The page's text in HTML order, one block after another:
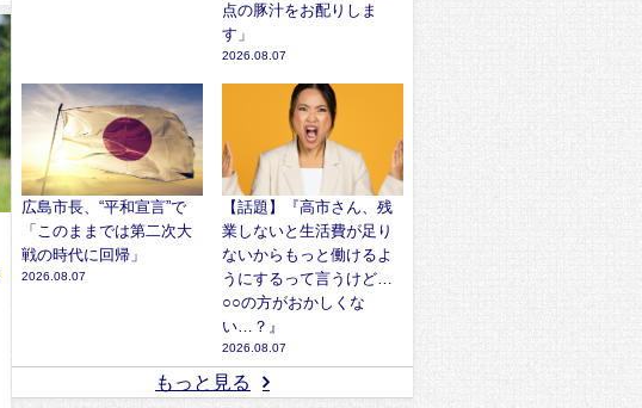
点の豚汁をお配りしま
す」
2026.08.07
広島市長、“平和宣言”で
「このままでは第二次大
戦の時代に回帰」
2026.08.07
【話題】『高市さん、残
業しないと生活費が足り
ないからもっと働けるよ
うにするって言うけど…
○○の方がおかしくな
い…？』
2026.08.07
もっと見る